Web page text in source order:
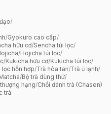
/
/Gyokuro cao cấp/
hữu cơ/Sencha túi lọc/
/Hojicha túi lọc/
/Kukicha hữu cơ/Kukicha túi lọc/
lọc hỗn hợp/Trà hòa tan/Trà ủ lạnh/
/Bộ trà dùng thử/
hạng/Chổi đánh trà (Chasen)
trà